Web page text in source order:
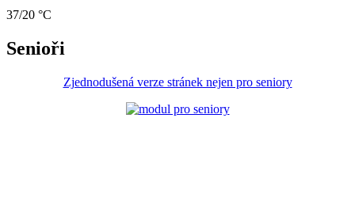
37/20 °C
Senioři
Zjednodušená verze stránek nejen pro seniory